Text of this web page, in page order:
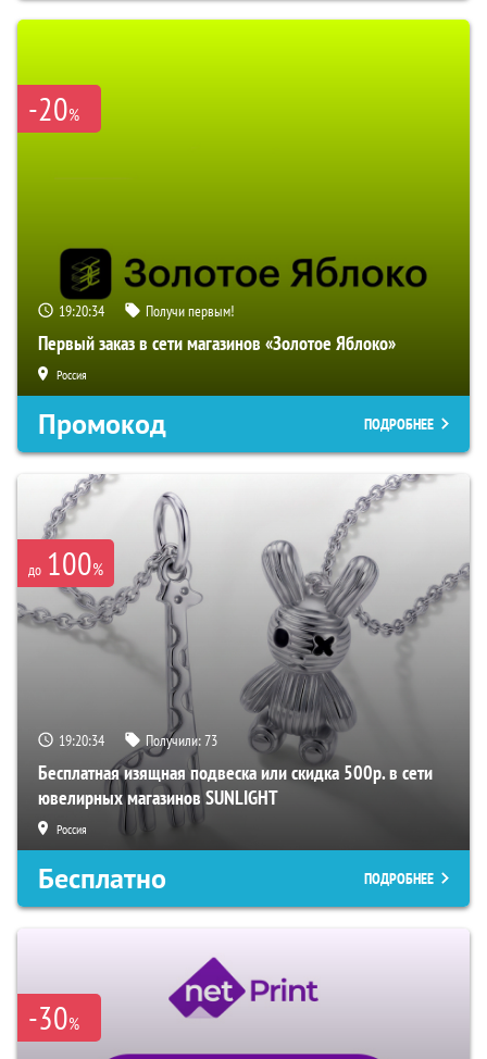
-20%
19:20:33 Получи первым!
Первый заказ в сети магазинов «Золотое Яблоко»
Россия
Промокод ПОДРОБНЕЕ
до 100%
19:20:33 Получили:73
Бесплатная изящная подвеска или скидка 500р. в сети
ювелирных магазинов SUNLIGHT
Россия
Бесплатно ПОДРОБНЕЕ
-30%